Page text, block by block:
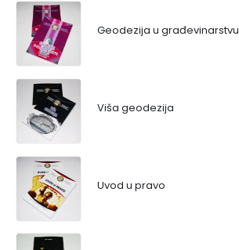
Geodezija u građevinarstvu
Viša geodezija
Uvod u pravo